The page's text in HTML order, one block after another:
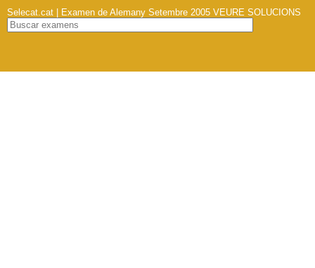
Selecat.cat | Examen de Alemany Setembre 2005 VEURE SOLUCIONS